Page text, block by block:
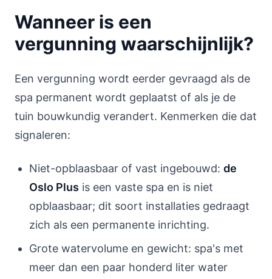
Wanneer is een
vergunning waarschijnlijk?
Een vergunning wordt eerder gevraagd als de
spa permanent wordt geplaatst of als je de
tuin bouwkundig verandert. Kenmerken die dat
signaleren:
Niet-opblaasbaar of vast ingebouwd: de
Oslo Plus is een vaste spa en is niet
opblaasbaar; dit soort installaties gedraagt
zich als een permanente inrichting.
Grote watervolume en gewicht: spa's met
meer dan een paar honderd liter water